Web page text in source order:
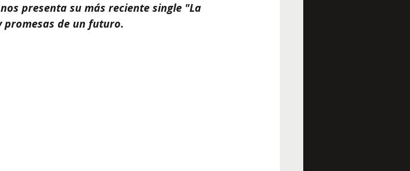
presenta su más reciente single "La
promesas de un futuro.